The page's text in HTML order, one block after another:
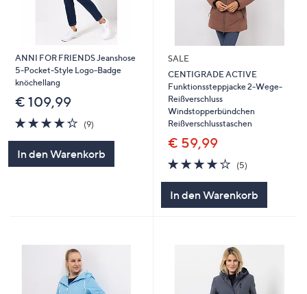
ANNI FOR FRIENDS Jeanshose
5-Pocket-Style Logo-Badge
knöchellang
€ 109,99
4.2
von
(9)9
In den Warenkorb
SALE
CENTIGRADE ACTIVE
Funktionssteppjacke 2-Wege-
Reißverschluss
Windstopperbündchen
Reißverschlusstaschen
€ 59,99
4.2
von
(5)
In den Warenkorb